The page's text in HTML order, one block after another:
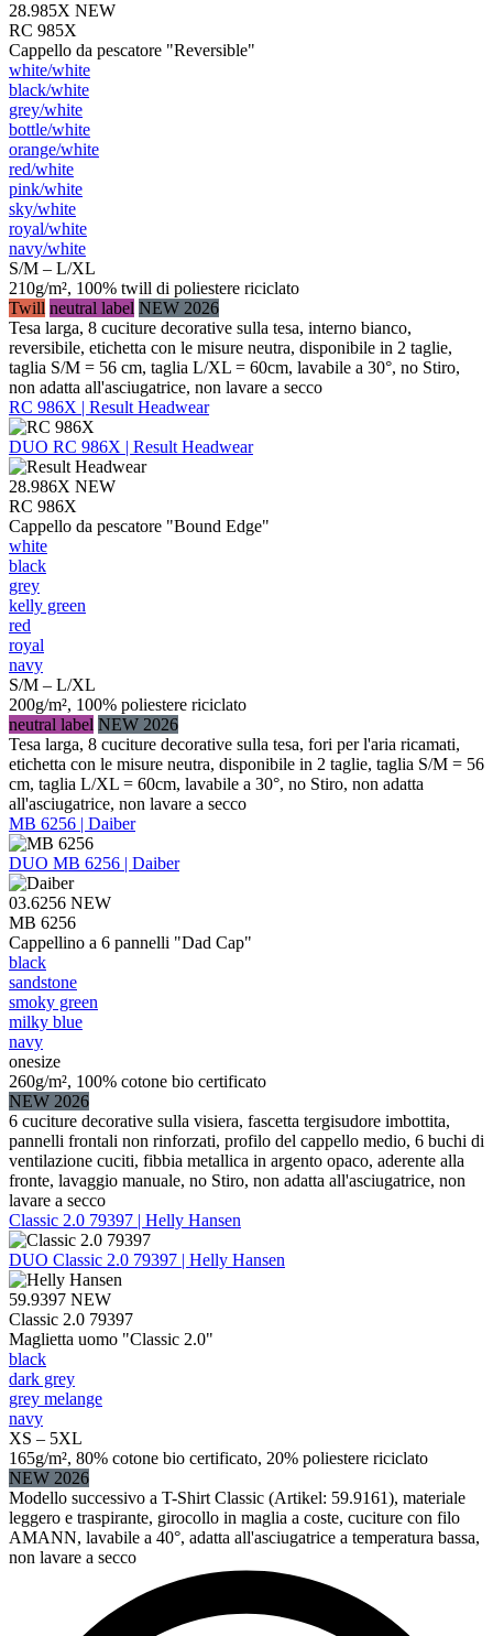
28.985X NEW
RC 985X
Cappello da pescatore "Reversible"
white/​white
black/​white
grey/​white
bottle/​white
orange/​white
red/​white
pink/​white
sky/​white
royal/​white
navy/​white
S/M – L/XL
210g/m², 100% twill di poliestere riciclato
Twill neutral label NEW 2026
Tesa larga, 8 cuciture decorative sulla tesa, interno bianco,
reversibile, etichetta con le misure neutra, disponibile in 2 taglie,
taglia S/M = 56 cm, taglia L/XL = 60cm, lavabile a 30°, no Stiro,
non adatta all'asciugatrice, non lavare a secco
RC 986X | Result Headwear
DUO RC 986X | Result Headwear
28.986X NEW
RC 986X
Cappello da pescatore "Bound Edge"
white
black
grey
kelly green
red
royal
navy
S/M – L/XL
200g/m², 100% poliestere riciclato
neutral label NEW 2026
Tesa larga, 8 cuciture decorative sulla tesa, fori per l'aria ricamati,
etichetta con le misure neutra, disponibile in 2 taglie, taglia S/M = 56
cm, taglia L/XL = 60cm, lavabile a 30°, no Stiro, non adatta
all'asciugatrice, non lavare a secco
MB 6256 | Daiber
DUO MB 6256 | Daiber
03.6256 NEW
MB 6256
Cappellino a 6 pannelli "Dad Cap"
black
sandstone
smoky green
milky blue
navy
onesize
260g/m², 100% cotone bio certificato
NEW 2026
6 cuciture decorative sulla visiera, fascetta tergisudore imbottita,
pannelli frontali non rinforzati, profilo del cappello medio, 6 buchi di
ventilazione cuciti, fibbia metallica in argento opaco, aderente alla
fronte, lavaggio manuale, no Stiro, non adatta all'asciugatrice, non
lavare a secco
Classic 2.0 79397 | Helly Hansen
DUO Classic 2.0 79397 | Helly Hansen
59.9397 NEW
Classic 2.0 79397
Maglietta uomo "Classic 2.0"
black
dark grey
grey melange
navy
XS – 5XL
165g/m², 80% cotone bio certificato, 20% poliestere riciclato
NEW 2026
Modello successivo a T-Shirt Classic (Artikel: 59.9161), materiale
leggero e traspirante, girocollo in maglia a coste, cuciture con filo
AMANN, lavabile a 40°, adatta all'asciugatrice a temperatura bassa,
non lavare a secco